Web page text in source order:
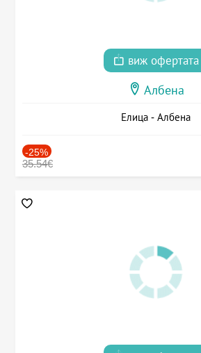
виж офертата
Албена
Елица - Албена
-25%
35.54€